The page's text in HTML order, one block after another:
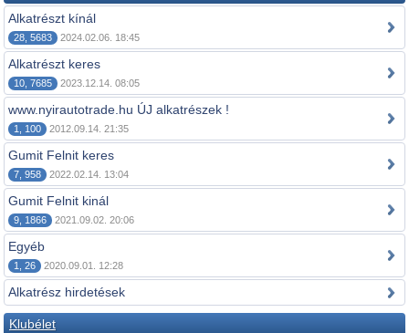
Alkatrészt kínál
28, 5683 2024.02.06. 18:45
Alkatrészt keres
10, 7685 2023.12.14. 08:05
www.nyirautotrade.hu ÚJ alkatrészek !
1, 100 2012.09.14. 21:35
Gumit Felnit keres
7, 958 2022.02.14. 13:04
Gumit Felnit kinál
9, 1866 2021.09.02. 20:06
Egyéb
1, 26 2020.09.01. 12:28
Alkatrész hirdetések
Klubélet